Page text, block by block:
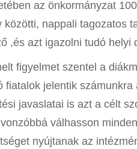
az önkormányzat
közötti, nappali tagozatos
,és azt igazolni tudó helyi
figyelmet szentel a
fiatalok jelentik számunkra
javaslatai is azt a célt
válhasson
nyújtanak az